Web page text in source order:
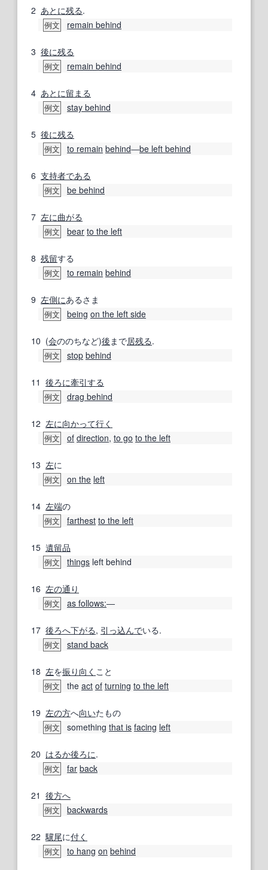
2 あとに残る.
例文 remain behind
3 後に残る
例文 remain behind
4 あとに留まる
例文 stay behind
5 後に残る
例文 to remain behind―be left behind
6 支持者である
例文 be behind
7 左に曲がる
例文 bear to the left
8 残留する
例文 to remain behind
9 左側にあるさま
例文 being on the left side
10 (会ののちなど)後 まで居残る.
例文 stop behind
11 後ろに牽引する
例文 drag behind
12 左に向かって行く
例文 of direction, to go to the left
13 左に
例文 on the left
14 左端の
例文 farthest to the left
15 遺留品
例文 things left behind
16 左の通り
例文 as follows:―
17 後ろへ下がる, 引っ込んでいる.
例文 stand back
18 左を振り向く こと
例文 the act of turning to the left
19 左の方へ向いたもの
例文 something that is facing left
20 はるか後ろに.
例文 far back
21 後方へ
例文 backwards
22 驥尾に付く
例文 to hang on behind